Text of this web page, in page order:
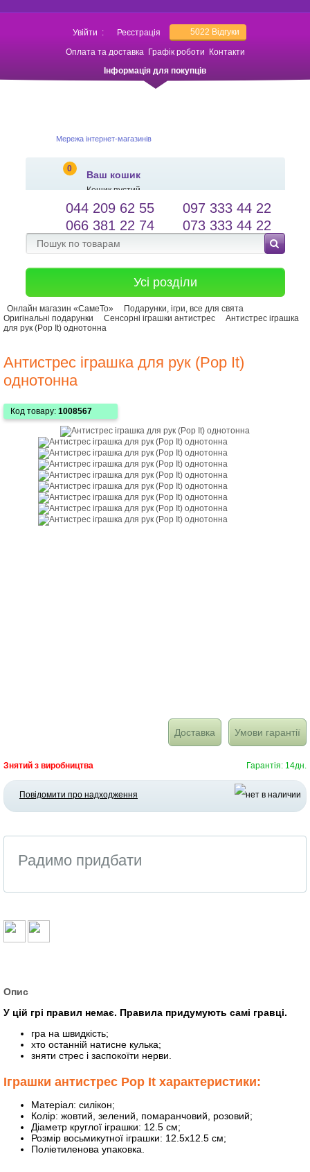
Увійти : Реєстрація 5022 Відгуки
Оплата та доставка Графік роботи
Контакти
Інформація для покупців
Мережа інтернет-магазинів
0
Ваш кошик
Кошик пустий
salessameto@gmail.com
Зворотній зв'язок
Мова сайту
044 209 62 55
097 333 44 22
066 381 22 74
073 333 44 22
Усі розділи
Онлайн магазин «СамеТо»
Подарунки, ігри, все для свята
Оригінальні подарунки
Сенсорні іграшки антистрес
Антистрес іграшка
для рук (Pop It) однотонна
Антистрес іграшка для рук (Pop It)
однотонна
Код товару: 1008567
Доставка Умови гарантії
Знятий з виробництва Гарантія: 14дн.
Повідомити про надходження
Радимо придбати
Опис
У цій грі правил немає. Правила придумують самі гравці.
гра на швидкість;
хто останній натисне кулька;
зняти стрес і заспокоїти нерви.
Іграшки антистрес Pop It характеристики:
Матеріал: силікон;
Колір: жовтий, зелений, помаранчовий, розовий;
Діаметр круглої іграшки: 12.5 см;
Розмір восьмикутної іграшки: 12.5х12.5 см;
Поліетиленова упаковка.